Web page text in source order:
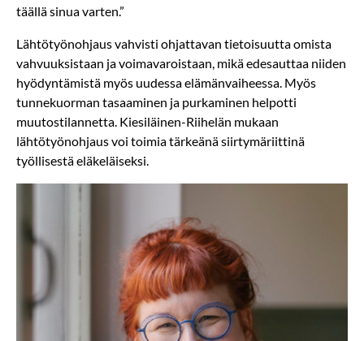
täällä sinua varten.”
Lähtötyönohjaus vahvisti ohjattavan tietoisuutta omista
vahvuuksistaan ja voimavaroistaan, mikä edesauttaa niiden
hyödyntämistä myös uudessa elämänvaiheessa. Myös
tunnekuorman tasaaminen ja purkaminen helpotti
muutostilannetta. Kiesiläinen-Riihelän mukaan
lähtötyönohjaus voi toimia tärkeänä siirtymäriittinä
työllisestä eläkeläiseksi.